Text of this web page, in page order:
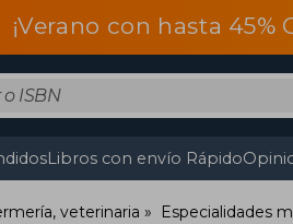
¡Verano con hasta 45%
Libros con envío Rápido
veterinaria Especialidades